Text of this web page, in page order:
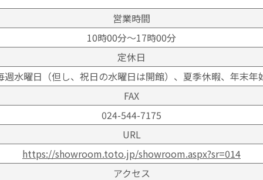
営業時間
10時00分～17時00分
定休日
週水曜日（但し、祝日の水曜日は開館）、夏季休暇、年末年
FAX
024-544-7175
URL
https://showroom.toto.jp/showroom.aspx?sr=014
アクセス